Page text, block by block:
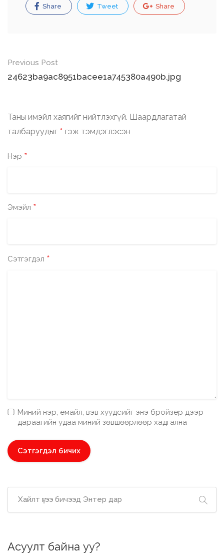
Share Tweet Share
Post
navigation
Previous Post
24623ba9ac8951bacee1a745380a490b.jpg
Таны имэйл хаягийг нийтлэхгүй. Шаардлагатай
талбаруудыг * гэж тэмдэглэсэн
Нэр *
Эмэйл *
Сэтгэгдэл *
Миний нэр, емайл, вэв хуудсийг энэ бройзер дээр
дараагийн удаа миний зөвшөөрлөөр хадгална
Асуулт байна уу?